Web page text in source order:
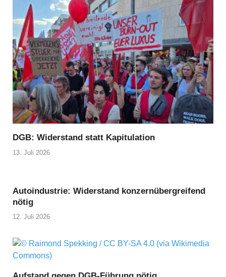
DGB: Widerstand statt Kapitulation
13. Juli 2026
Autoindustrie: Widerstand konzernübergreifend
nötig
12. Juli 2026